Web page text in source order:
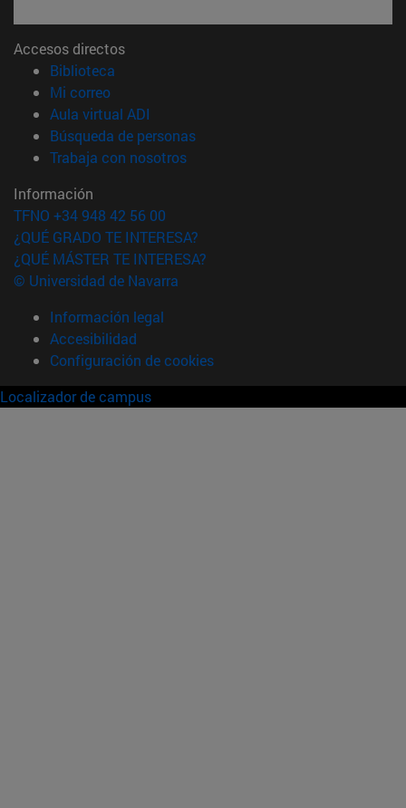
Accesos directos
Biblioteca
Mi correo(abre en nueva ventana)
Aula virtual ADI
Búsqueda de personas(abre en nueva ventana)
Trabaja con nosotros(abre en nueva ventana)
Información
TFNO +34 948 42 56 00
¿QUÉ GRADO TE INTERESA?
¿QUÉ MÁSTER TE INTERESA?
© Universidad de Navarra
Información legal
Accesibilidad
Configuración de cookies
Localizador de campus